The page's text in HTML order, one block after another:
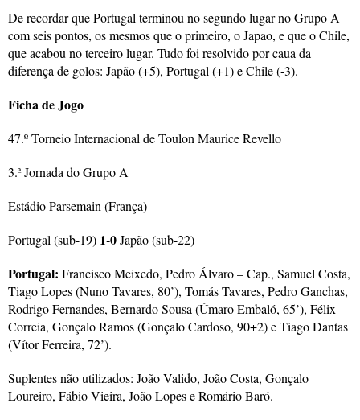
De recordar que Portugal terminou no segundo lugar no Grupo A
com seis pontos, os mesmos que o primeiro, o Japao, e que o Chile,
que acabou no terceiro lugar. Tudo foi resolvido por caua da
diferença de golos: Japão (+5), Portugal (+1) e Chile (-3).
Ficha de Jogo
47.º Torneio Internacional de Toulon Maurice Revello
3.ª Jornada do Grupo A
Estádio Parsemain (França)
Portugal (sub-19) 1-0Japão (sub-22)
Portugal: Francisco Meixedo, Pedro Álvaro – Cap., Samuel Costa,
Tiago Lopes (Nuno Tavares, 80’), Tomás Tavares, Pedro Ganchas,
Rodrigo Fernandes, Bernardo Sousa (Úmaro Embaló, 65’), Félix
Correia, Gonçalo Ramos (Gonçalo Cardoso, 90+2) e Tiago Dantas
(Vítor Ferreira, 72’).
Suplentes não utilizados: João Valido, João Costa, Gonçalo
Loureiro, Fábio Vieira, João Lopes e Romário Baró.